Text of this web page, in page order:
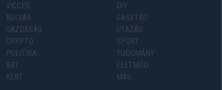
VICCES
BULVÁR
GAZDASÁG
CRYPTO
POLITIKA
ART
KERT
DIY
GASZTRO
UTAZÁS
SPORT
TUDOMÁNY
ÉLETMÓD
MÁS